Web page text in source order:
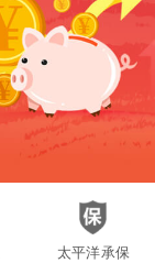
太平洋承保